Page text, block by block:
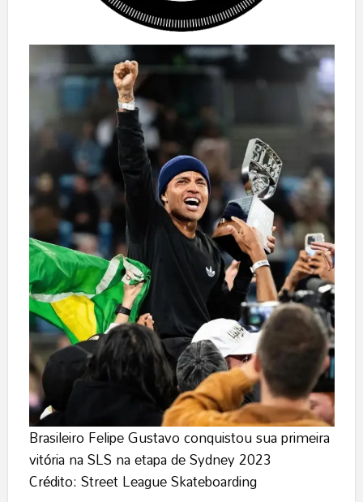
Brasileiro Felipe Gustavo conquistou sua primeira
vitória na SLS na etapa de Sydney 2023
Crédito: Street League Skateboarding